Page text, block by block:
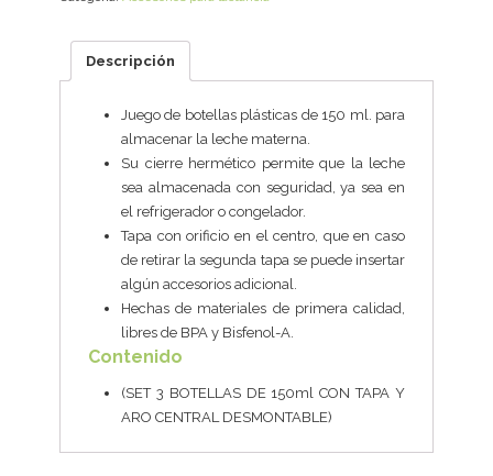
Descripción
Juego de botellas plásticas de 150 ml. para
almacenar la leche materna.
Su cierre hermético permite que la leche
sea almacenada con seguridad, ya sea en
el refrigerador o congelador.
Tapa con orificio en el centro, que en caso
de retirar la segunda tapa se puede insertar
algún accesorios adicional.
Hechas de materiales de primera calidad,
libres de BPA y Bisfenol-A.
Contenido
(SET 3 BOTELLAS DE 150ml CON TAPA Y
ARO CENTRAL DESMONTABLE)